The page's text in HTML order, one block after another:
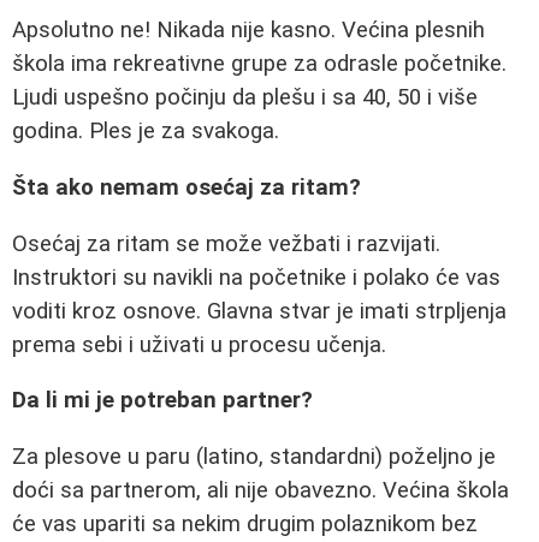
Apsolutno ne! Nikada nije kasno. Većina plesnih
škola ima rekreativne grupe za odrasle početnike.
Ljudi uspešno počinju da plešu i sa 40, 50 i više
godina. Ples je za svakoga.
Šta ako nemam osećaj za ritam?
Osećaj za ritam se može vežbati i razvijati.
Instruktori su navikli na početnike i polako će vas
voditi kroz osnove. Glavna stvar je imati strpljenja
prema sebi i uživati u procesu učenja.
Da li mi je potreban partner?
Za plesove u paru (latino, standardni) poželjno je
doći sa partnerom, ali nije obavezno. Većina škola
će vas upariti sa nekim drugim polaznikom bez